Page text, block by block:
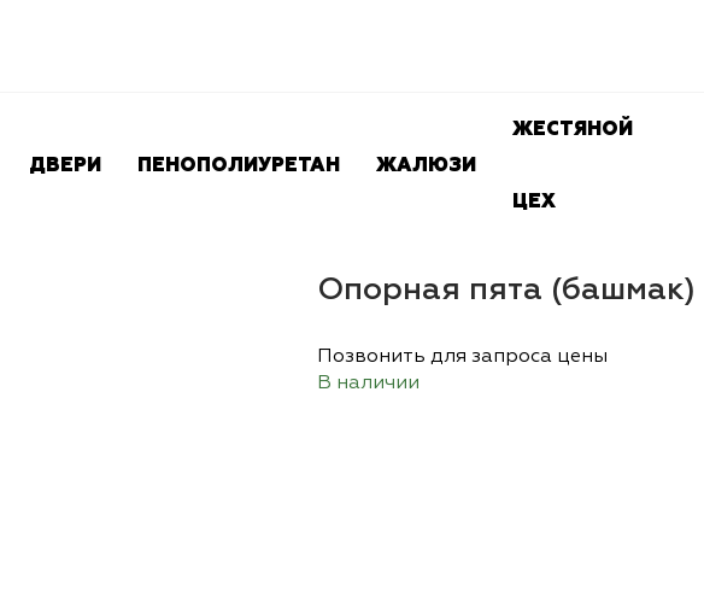
ДВЕРИ ПЕНОПОЛИУРЕТАН ЖАЛЮЗИ
ЖЕСТЯНОЙ
ЦЕХ
Опорная пята (башмак)
Позвонить для запроса цены
В наличии